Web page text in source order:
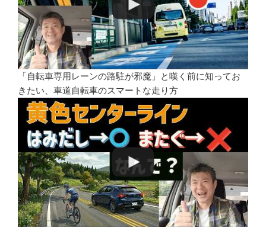
「自転車専用レーンの路駐が邪魔」と嘆く前に知ってお
きたい、車道自転車のスマートな走り方